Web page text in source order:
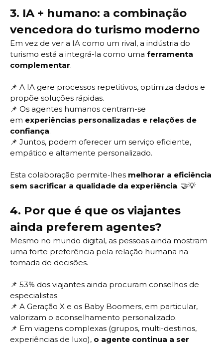
3. IA + humano: a combinação
vencedora do turismo moderno
Em vez de ver a IA como um rival, a indústria do
turismo está a integrá-la como uma ferramenta
complementar.
📌 A IA gere processos repetitivos, optimiza dados e
propõe soluções rápidas.
📌 Os agentes humanos centram-se
em experiências personalizadas e relações de
confiança.
📌 Juntos, podem oferecer um serviço eficiente,
empático e altamente personalizado.
Esta colaboração permite-lhes melhorar a eficiência
sem sacrificar a qualidade da experiência. 🤝💡
4. Por que é que os viajantes
ainda preferem agentes?
Mesmo no mundo digital, as pessoas ainda mostram
uma forte preferência pela relação humana na
tomada de decisões.
📌 53% dos viajantes ainda procuram conselhos de
especialistas.
📌 A Geração X e os Baby Boomers, em particular,
valorizam o aconselhamento personalizado.
📌 Em viagens complexas (grupos, multi-destinos,
experiências de luxo), o agente continua a ser